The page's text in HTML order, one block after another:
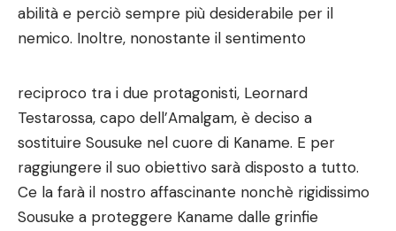
abilità e perciò sempre più desiderabile per il
nemico. Inoltre, nonostante il sentimento
reciproco tra i due protagonisti, Leornard
Testarossa, capo dell’Amalgam, è deciso a
sostituire Sousuke nel cuore di Kaname. E per
raggiungere il suo obiettivo sarà disposto a tutto.
Ce la farà il nostro affascinante nonchè rigidissimo
Sousuke a proteggere Kaname dalle grinfie